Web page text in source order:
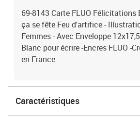
69-8143 Carte FLUO Félicitations
ça se fête Feu d'artifice -
Femmes - Avec Enveloppe
Blanc pour écrire -Encres FLUO -
en France
Caractéristiques